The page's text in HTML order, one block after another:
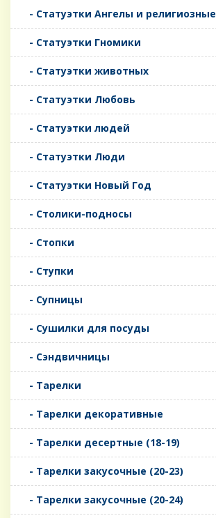
- Статуэтки Ангелы и религиозные
- Статуэтки Гномики
- Статуэтки животных
- Статуэтки Любовь
- Статуэтки людей
- Статуэтки Люди
- Статуэтки Новый Год
- Столики-подносы
- Стопки
- Ступки
- Супницы
- Сушилки для посуды
- Сэндвичницы
- Тарелки
- Тарелки декоративные
- Тарелки десертные (18-19)
- Тарелки закусочные (20-23)
- Тарелки закусочные (20-24)